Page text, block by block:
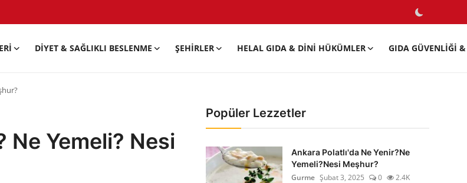
DIYET & SAĞLIKLI BESLENME ŞEHIRLER HELAL GIDA & DINI HÜKÜMLER GIDA GÜVENLIĞI
Ne Yemeli? Nesi
Popüler Lezzetler
Ankara Polatlı'da Ne Yenir?Ne
Yemeli?Nesi Meşhur?
Gurme Şubat 3, 2025 0 2.4K